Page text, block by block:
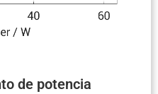
de potencia